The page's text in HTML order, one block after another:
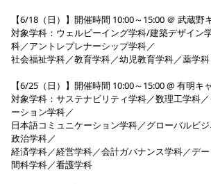
【6/18（日）】開催時間 10:00～15:00 ＠ 武蔵野
対象学科：ウェルビーイング学科/建築デザイン
科／アントレプレナーシップ学科／
社会福祉学科／教育学科／幼児教育学科／薬学科
【6/25（日）】開催時間 10:00～15:00 @ 有明キ
対象学科：サステナビリティ学科／数理工学科
ーション学科／
日本語コミュニケーション学科／グローバルビ
政治学科／
経済学科／経営学科／会計ガバナンス学科／デ
間科学科／看護学科